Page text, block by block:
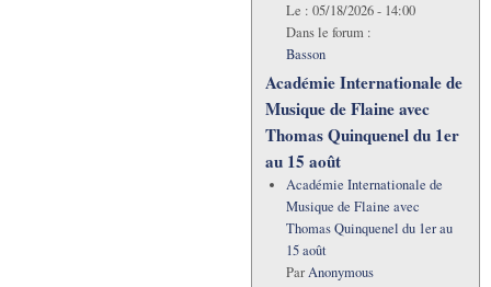
Le : 05/18/2026 - 14:00
Dans le forum :
Basson
Académie Internationale de
Musique de Flaine avec
Thomas Quinquenel du 1er
au 15 août
Académie Internationale de
Musique de Flaine avec
Thomas Quinquenel du 1er au
15 août
ParAnonymous